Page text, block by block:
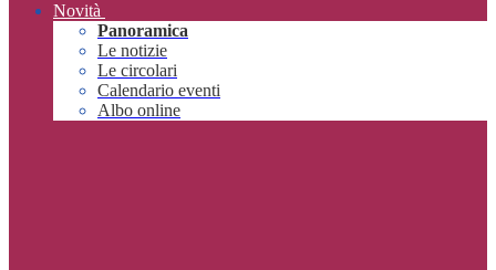
Novità
Panoramica
Le notizie
Le circolari
Calendario eventi
Albo online